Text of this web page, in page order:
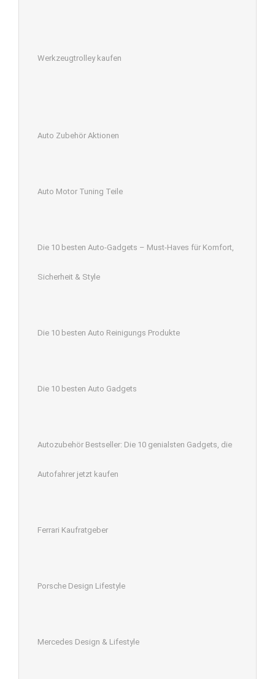
Werkzeugtrolley kaufen
Auto Zubehör Aktionen
Auto Motor Tuning Teile
Die 10 besten Auto-Gadgets – Must-Haves für Komfort,
Sicherheit & Style
Die 10 besten Auto Reinigungs Produkte
Die 10 besten Auto Gadgets
Autozubehör Bestseller: Die 10 genialsten Gadgets, die
Autofahrer jetzt kaufen
Ferrari Kaufratgeber
Porsche Design Lifestyle
Mercedes Design & Lifestyle